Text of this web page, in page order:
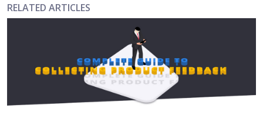
RELATED ARTICLES